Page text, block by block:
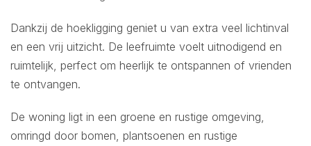
Dankzij de hoekligging geniet u van extra veel lichtinval
en een vrij uitzicht. De leefruimte voelt uitnodigend en
ruimtelijk, perfect om heerlijk te ontspannen of vrienden
te ontvangen.
De woning ligt in een groene en rustige omgeving,
omringd door bomen, plantsoenen en rustige